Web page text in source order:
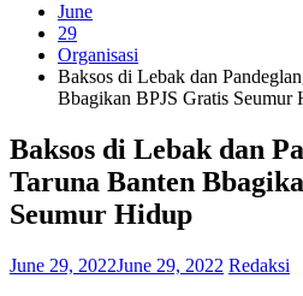
June
29
Organisasi
Baksos di Lebak dan
Bbagikan BPJS Gratis Seumur
Baksos di Lebak dan
Taruna Banten
Seumur Hidup
June 29, 2022June 29, 2022 Redaksi